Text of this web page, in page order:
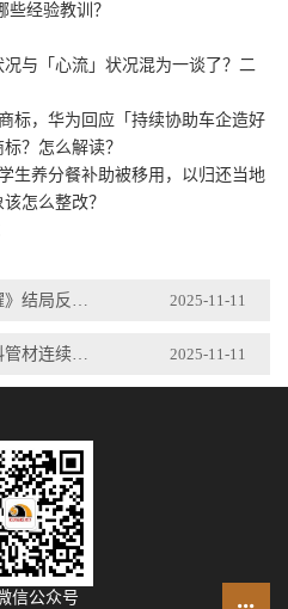
经验教训？
与「心流」状况混为一谈了？二
，华为回应「持续协助车企造好
？怎么解读？
养分餐补助被移用，以归还当地
怎么整改？
《缄默沉静的荣耀》结局反转看哭全网！舟山的解放幸亏黎晴抓捕朱枫 2025-11-11
伟星新材获得塑料管材连续性退火炉及其退火工艺专利 2025-11-11
信公众号